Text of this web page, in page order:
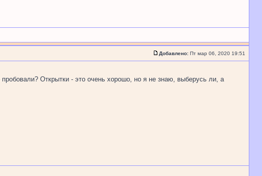
Добавлено: Пт мар 06, 2020 19:51
Открытки - это очень хорошо, но я не знаю, выберусь ли, а